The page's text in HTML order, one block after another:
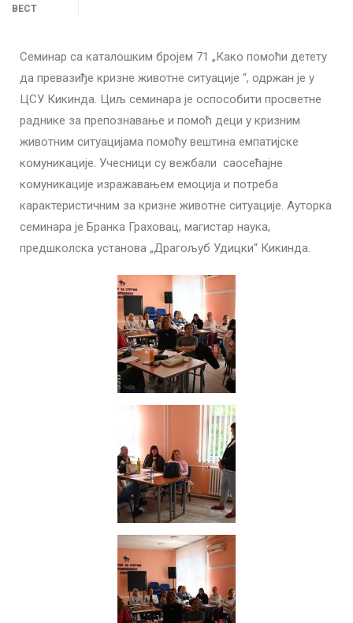
ВЕСТ
Семинар са каталошким бројем 71 „Како помоћи детету
да превазиђе кризне животне ситуације “, одржан је у
ЦСУ Кикинда. Циљ семинара је оспособити просветне
раднике за препознавање и помоћ деци у кризним
животним ситуацијама помоћу вештина емпатијске
комуникације. Учесници су вежбали саосећајне
комуникације изражавањем емоција и потреба
карактеристичним за кризне животне ситуације. Ауторка
семинара је Бранка Граховац, магистар наука,
предшколска установа „Драгољуб Удицки“ Кикинда.